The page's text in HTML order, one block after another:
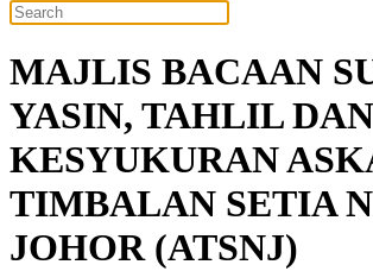
MAJLIS BACAAN
YASIN, TAHLIL
KESYUKURAN
TIMBALAN SETIA
JOHOR (ATSNJ)